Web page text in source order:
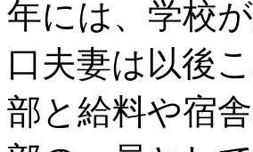
年には、学校
口夫妻は以後
部と給料や宿